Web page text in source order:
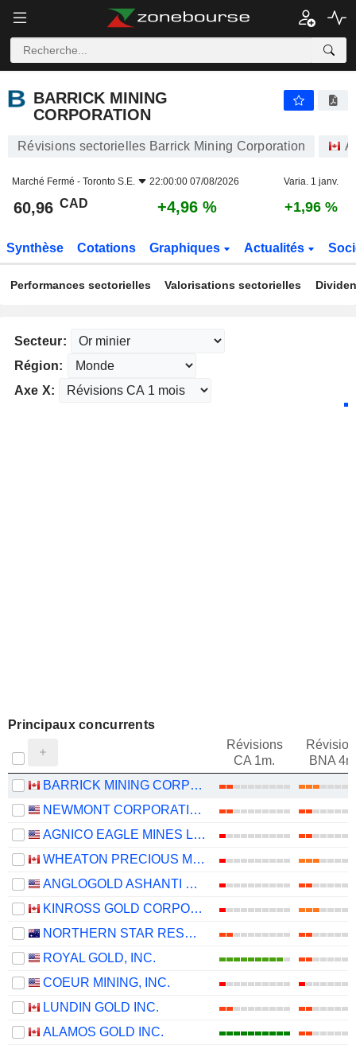
BARRICK MINING
CORPORATION
Révisions sectorielles Barrick Mining Corporation
Marché Fermé - Toronto S.E. 22:00:00 07/08/2026 Varia. 1 janv.
60,96 CAD +4,96 % +1,96 %
Synthèse Cotations Graphiques Actualités
Performances sectorielles Valorisations sectorielles
Secteur:
Région:
Axe X:
Principaux concurrents
Révisions
CA 1m.
BNA
BARRICK MINING CORPORATION
NEWMONT CORPORATION
AGNICO EAGLE MINES LIMITED
WHEATON PRECIOUS METALS CORP.
ANGLOGOLD ASHANTI PLC
KINROSS GOLD CORPORATION
NORTHERN STAR RESOURCES LIMITED
ROYAL GOLD, INC.
COEUR MINING, INC.
LUNDIN GOLD INC.
ALAMOS GOLD INC.